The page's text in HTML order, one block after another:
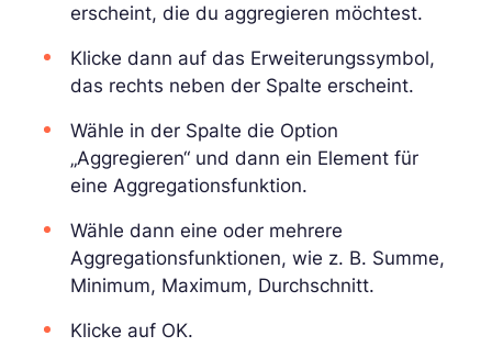
erscheint, die du aggregieren möchtest.
Klicke dann auf das Erweiterungssymbol,
das rechts neben der Spalte erscheint.
Wähle in der Spalte die Option
„Aggregieren“ und dann ein Element für
eine Aggregationsfunktion.
Wähle dann eine oder mehrere
Aggregationsfunktionen, wie z. B. Summe,
Minimum, Maximum, Durchschnitt.
Klicke auf OK.